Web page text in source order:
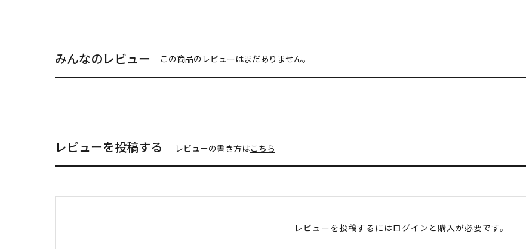
みんなのレビュー この商品のレビューはまだありません。
レビューを投稿する レビューの書き方はこちら
レビューを投稿するにはログイン と購入が必要です。